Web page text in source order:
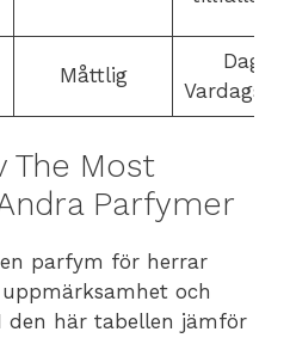
Måttlig
The Most
Parfymer
parfym för herrar
och
den här tabellen jämför